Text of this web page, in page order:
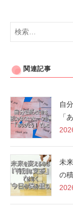
検
関連記事
自
「
未
の